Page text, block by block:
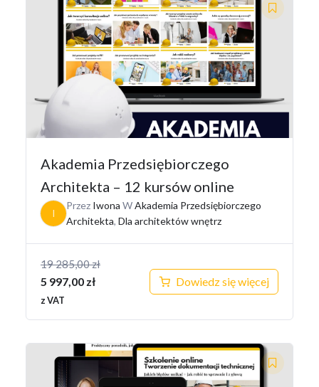
Akademia Przedsiębiorczego
Architekta – 12 kursów online
I
Przez Iwona WAkademia Przedsiębiorczego
Architekta, Dla architektów wnętrz
19 285,00zł
Pierwotna
cena
wynosiła:
285,00 zł.
5 997,00 zł
Aktualna
cena
997,00 zł.
z VAT
Dowiedz się więcej